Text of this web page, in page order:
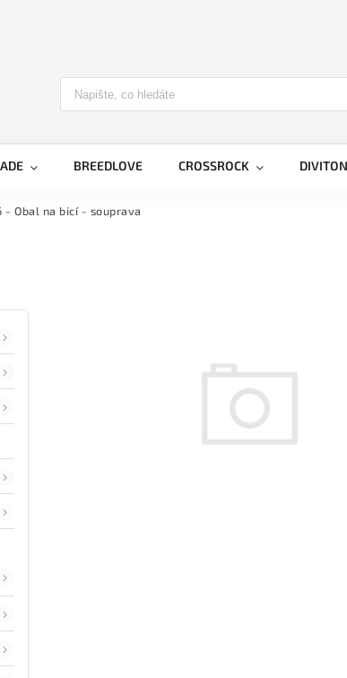
BREEDLOVE CROSSROCK
- Obal na bicí - souprava